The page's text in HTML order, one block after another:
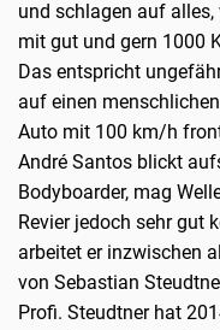
und schlagen auf
mit gut und gern 1000
Das entspricht
auf einen
Auto mit 100 km/h
André Santos blickt
Bodyboarder, mag
Revier jedoch sehr gut
arbeitet er inzwischen
von Sebastian
Profi. Steudtner hat